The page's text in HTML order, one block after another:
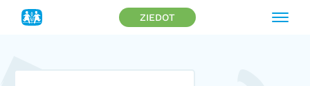
ZIEDOT